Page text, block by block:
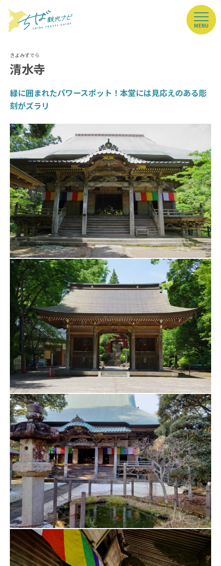
MENU
清水寺
緑に囲まれたパワースポット！本堂には見応えのある彫
刻がズラリ